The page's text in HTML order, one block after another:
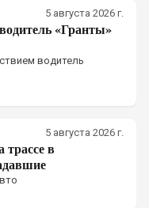
5 августа 2026 г.
«Гранты»
водитель
5 августа 2026 г.
трассе в